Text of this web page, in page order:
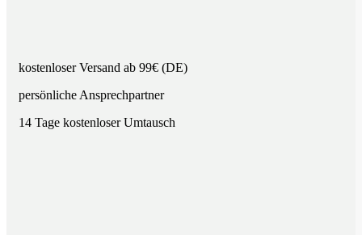
kostenloser Versand ab 99€ (DE)
persönliche Ansprechpartner
14 Tage kostenloser Umtausch